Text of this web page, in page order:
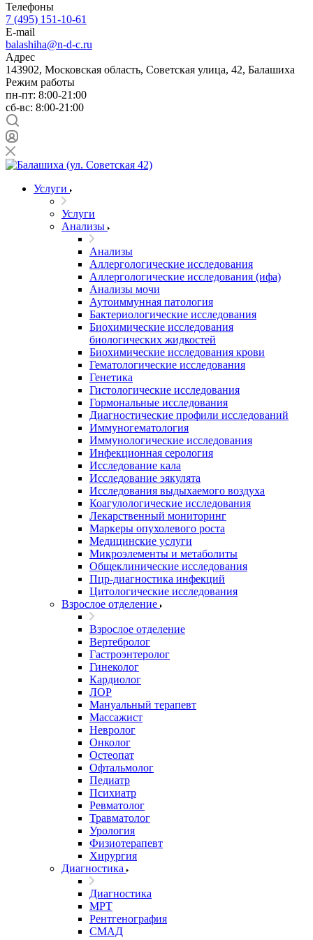
Телефоны
7 (495) 151-10-61
E-mail
balashiha@n-d-c.ru
Адрес
143902, Московская область, Советская улица, 42, Балашиха
Режим работы
пн-пт: 8:00-21:00
сб-вс: 8:00-21:00
Услуги
Услуги
Анализы
Анализы
Аллергологические исследования
Аллергологические исследования (ифа)
Анализы мочи
Аутоиммунная патология
Бактериологические исследования
Биохимические исследования
биологических жидкостей
Биохимические исследования крови
Гематологические исследования
Генетика
Гистологические исследования
Гормональные исследования
Диагностические профили исследований
Иммуногематология
Иммунологические исследования
Инфекционная серология
Исследование кала
Исследование эякулята
Исследования выдыхаемого воздуха
Коагулологические исследования
Лекарственный мониторинг
Маркеры опухолевого роста
Медицинские услуги
Микроэлементы и метаболиты
Общеклинические исследования
Пцр-диагностика инфекций
Цитологические исследования
Взрослое отделение
Взрослое отделение
Вертебролог
Гастроэнтеролог
Гинеколог
Кардиолог
ЛОР
Мануальный терапевт
Массажист
Невролог
Онколог
Остеопат
Офтальмолог
Педиатр
Психиатр
Ревматолог
Травматолог
Урология
Физиотерапевт
Хирургия
Диагностика
Диагностика
МРТ
Рентгенография
СМАД